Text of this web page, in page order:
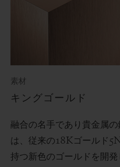
素材
キングゴールド
融合の名手であり貴金属
は、従来の18Kゴールド 5N
持つ新色のゴールドを開